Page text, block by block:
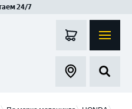
24/7